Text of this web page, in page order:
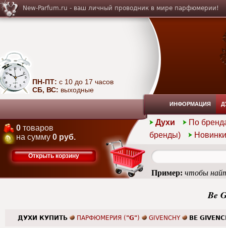
Be
ДУХИ КУПИТЬ ПАРФЮМЕРИЯ ( "G") GIVENCHY BE
New-Parfum.ru - ваш личный проводник в мире парфюмерии!
ПН-ПТ: с 10 до 17 часов
СБ, ВС: выходные
ИНФОРМАЦИЯ
Духи
По
бренды)
Новинки
0 товаров
на сумму 0 руб.
Открыть корзину
Пример: чтобы